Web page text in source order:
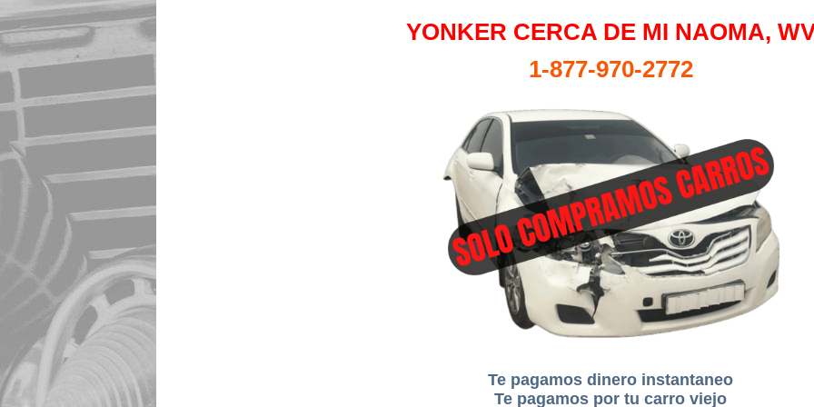
YONKER CERCA DE MI NAOMA,
1-877-970-2772
Te pagamos dinero instantaneo
Te pagamos por tu carro viejo